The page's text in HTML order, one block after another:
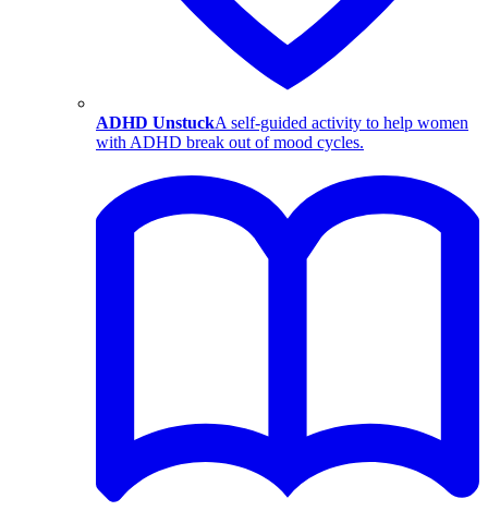
ADHD UnstuckA self-guided activity to help women
with ADHD break out of mood cycles.